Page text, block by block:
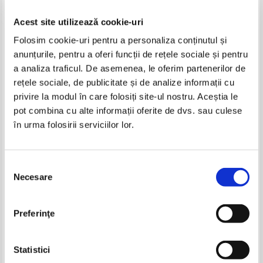
Acest site utilizează cookie-uri
Folosim cookie-uri pentru a personaliza conținutul și
anunțurile, pentru a oferi funcții de rețele sociale și pentru
a analiza traficul. De asemenea, le oferim partenerilor de
rețele sociale, de publicitate și de analize informații cu
privire la modul în care folosiți site-ul nostru. Aceștia le
pot combina cu alte informații oferite de dvs. sau culese
în urma folosirii serviciilor lor.
consimțământului
Necesare
Preferinţe
Statistici
Martin Griffiths - Relatii
ganditori
IN STOC
Adaugă în coș
Matija Beckovic - Slujba. Masura
Adaugă în coș
-60%